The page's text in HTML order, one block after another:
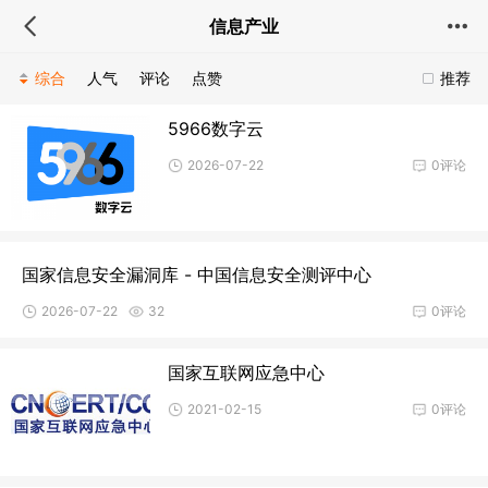
信息产业
推荐
综合 人气 评论 点赞
5966数字云
0评论
2026-07-22
国家信息安全漏洞库 - 中国信息安全测评中心
0评论
2026-07-22 32
国家互联网应急中心
0评论
2021-02-15